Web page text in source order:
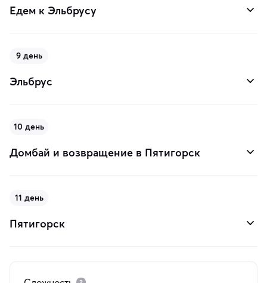
Едем к Эльбрусу
9 день
Эльбрус
10 день
Домбай и возвращение в Пятигорск
11 день
Пятигорск